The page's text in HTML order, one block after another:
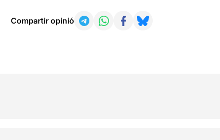
Compartir opinió